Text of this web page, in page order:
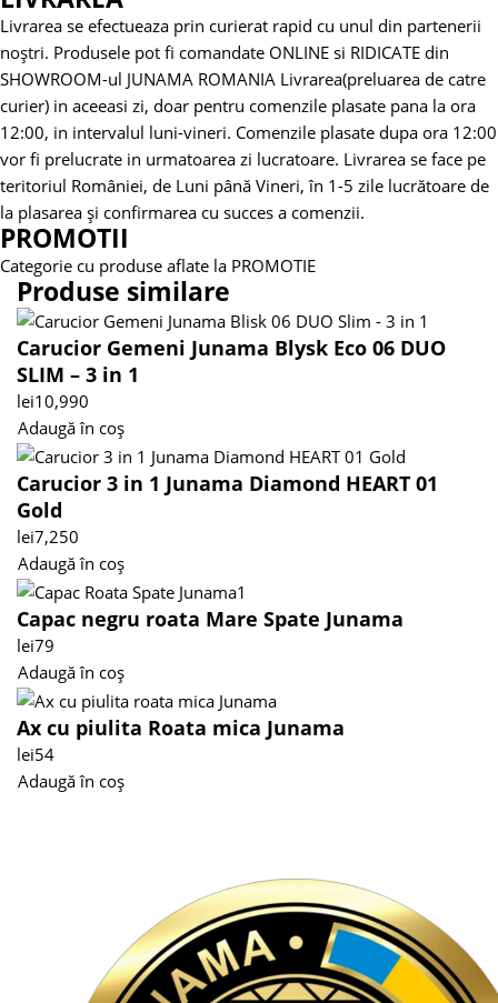
Livrarea se efectueaza prin curierat rapid cu unul din partenerii
noștri. Produsele pot fi comandate ONLINE si RIDICATE din
SHOWROOM-ul JUNAMA ROMANIA Livrarea(preluarea de catre
curier) in aceeasi zi, doar pentru comenzile plasate pana la ora
12:00, in intervalul luni-vineri. Comenzile plasate dupa ora 12:00
vor fi prelucrate in urmatoarea zi lucratoare. Livrarea se face pe
teritoriul României, de Luni până Vineri, în 1-5 zile lucrătoare de
la plasarea și confirmarea cu succes a comenzii.
PROMOTII
Categorie cu produse aflate la PROMOTIE
Produse similare
Carucior Gemeni Junama Blysk Eco 06 DUO
SLIM – 3 in 1
lei10,990
Adaugă în coș
Carucior 3 in 1 Junama Diamond HEART 01
Gold
lei7,250
Adaugă în coș
Capac negru roata Mare Spate Junama
lei79
Adaugă în coș
Ax cu piulita Roata mica Junama
lei54
Adaugă în coș